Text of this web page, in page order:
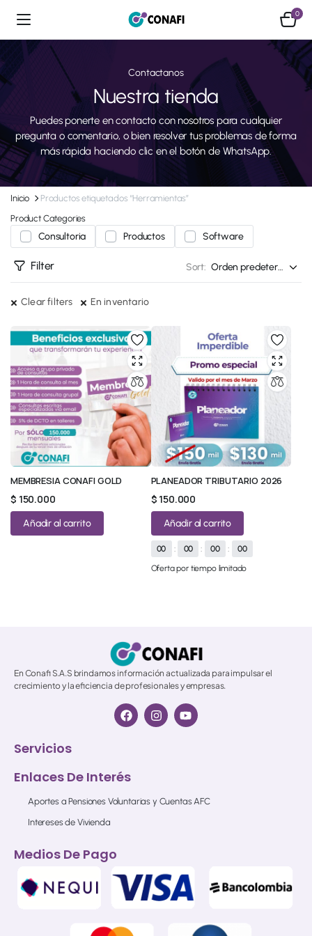
0
Contactanos
Nuestra tienda
Puedes ponerte en contacto con nosotros para cualquier
pregunta o comentario, o bien resolver tus problemas de forma
más rápida haciendo clic en el botón de WhatsApp.
Inicio
Productos etiquetados “Herramientas”
Product Categories
Consultoria Productos Software
Filter Sort:
Clear filters En inventario
MEMBRESIA CONAFI GOLD
$ 150.000
Añadir al carrito
PLANEADOR TRIBUTARIO 2026
$ 150.000
Añadir al carrito
00 : 00 : 00 :
00
Oferta por tiempo limitado
En Conafi S.A.S brindamos información actualizada para impulsar el
crecimiento y la eficiencia de profesionales y empresas.
Servicios
Enlaces De Interés
Aportes a Pensiones Voluntarias y Cuentas AFC
Intereses de Vivienda
Medios De Pago